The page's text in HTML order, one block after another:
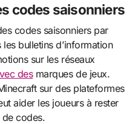
codes saisonniers
codes saisonniers par
bulletins d’information
sur les réseaux
desmarques de jeux.
sur des plateformes
aider les joueurs à rester
de codes.